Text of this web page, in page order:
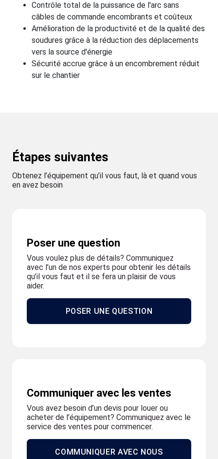
Contrôle total de la puissance de l'arc sans
câbles de commande encombrants et coûteux
Amélioration de la productivité et de la qualité des
soudures grâce à la réduction des déplacements
vers la source d'énergie
Sécurité accrue grâce à un encombrement réduit
sur le chantier
Étapes suivantes
Obtenez l’équipement qu’il vous faut, là et quand vous
en avez besoin
Poser une question
Vous voulez plus de détails? Communiquez
avec l’un de nos experts pour obtenir les détails
qu’il vous faut et il se fera un plaisir de vous
aider.
POSER UNE QUESTION
Communiquer avec les ventes
Vous avez besoin d’un devis pour louer ou
acheter de l’équipement? Communiquez avec le
service des ventes pour commencer.
COMMUNIQUER AVEC NOUS